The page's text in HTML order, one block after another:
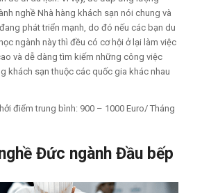
nghề Nhà hàng khách sạn nói chung và
phát triển mạnh, do đó nếu các bạn du
ngành này thì đều có cơ hội ở lại làm việc
và dễ dàng tìm kiếm những công việc
khách sạn thuộc các quốc gia khác nhau
điểm trung bình: 900 – 1000 Euro/ Tháng
Đức ngành Đầu bếp